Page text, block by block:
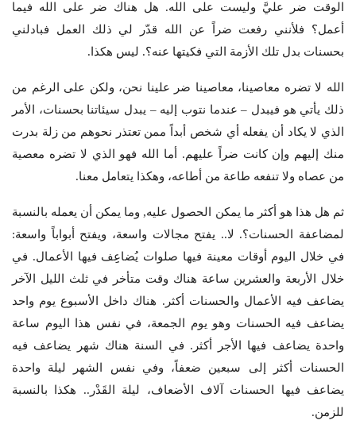
الوقت ضر عليَّ وليست على الله. هل هناك ضر على الله فيما
أعمل؟ فلأنني رفعت ضراً عن الله قدّر لي ذلك العمل فبادلني
بحسنات بدل تلك الأزمة التي فكيتها عنه؟. ليس هكذا.
الله لا تضره معاصينا، معاصينا ضر علينا نحن، ولكن على الرغم من
ذلك يأتي هو فيبدل – عندما نتوب إليه – يبدل سيئاتنا بحسنات، الأمر
الذي لا يكاد أن يفعله أي شخص أبداً ممن تعتذر نحوهم من زلة بدرت
منك إليهم وإن كانت ضراً عليهم. أما الله فهو الذي لا تضره معصية
من عصاه ولا تنفعه طاعة من أطاعه، وهكذا يتعامل معنا.
ثم هل هذا هو أكثر ما يمكن الحصول عليه, وما يمكن أن يعمله بالنسبة
لمضاعفة الحسنات؟. لا.. يفتح مجالات واسعة، ويفتح أبواباً واسعة:
في خلال اليوم أوقات معينة فيها صلوات يُضاعِِف فيها الأعمال. في
خلال الأربعة والعشرين ساعة هناك وقت متأخر في ثلث الليل الآخر
يضاعف فيه الأعمال والحسنات أكثر. هناك داخل الأسبوع يوم واحد
يضاعف فيه الحسنات وهو يوم الجمعة، في نفس هذا اليوم ساعة
واحدة يضاعف فيها الأجر أكثر. في السنة هناك شهر يضاعف فيه
الحسنات أكثر إلى سبعين ضعفاً، وفي نفس الشهر ليلة واحدة
يضاعف فيها الحسنات آلاف الأضعاف، ليلة القَدْر.. هكذا بالنسبة
للزمن.